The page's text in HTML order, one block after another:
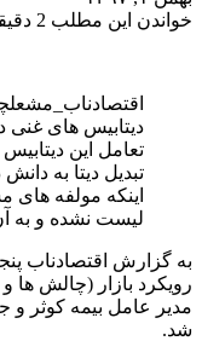
خواندن این مطلب 2 دقیقه زمان میبرد
دیتابیس های
تعامل این
تبدیل دیتا به
اینکه مولفه
لیست نشده و به
به گزارش اقتصادناب
رویکرد بازار (چالش ها
مدیر عامل بیمه کوثر و
شد.